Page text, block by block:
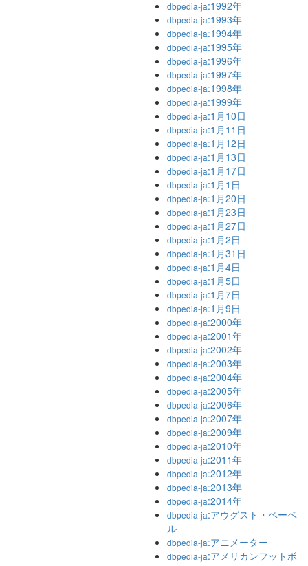
dbpedia-ja:1992年
dbpedia-ja:1993年
dbpedia-ja:1994年
dbpedia-ja:1995年
dbpedia-ja:1996年
dbpedia-ja:1997年
dbpedia-ja:1998年
dbpedia-ja:1999年
dbpedia-ja:1月10日
dbpedia-ja:1月11日
dbpedia-ja:1月12日
dbpedia-ja:1月13日
dbpedia-ja:1月17日
dbpedia-ja:1月1日
dbpedia-ja:1月20日
dbpedia-ja:1月23日
dbpedia-ja:1月27日
dbpedia-ja:1月2日
dbpedia-ja:1月31日
dbpedia-ja:1月4日
dbpedia-ja:1月5日
dbpedia-ja:1月7日
dbpedia-ja:1月9日
dbpedia-ja:2000年
dbpedia-ja:2001年
dbpedia-ja:2002年
dbpedia-ja:2003年
dbpedia-ja:2004年
dbpedia-ja:2005年
dbpedia-ja:2006年
dbpedia-ja:2007年
dbpedia-ja:2009年
dbpedia-ja:2010年
dbpedia-ja:2011年
dbpedia-ja:2012年
dbpedia-ja:2013年
dbpedia-ja:2014年
dbpedia-ja:アウグスト・ベーベ
ル
dbpedia-ja:アニメーター
dbpedia-ja:アメリカンフットボ